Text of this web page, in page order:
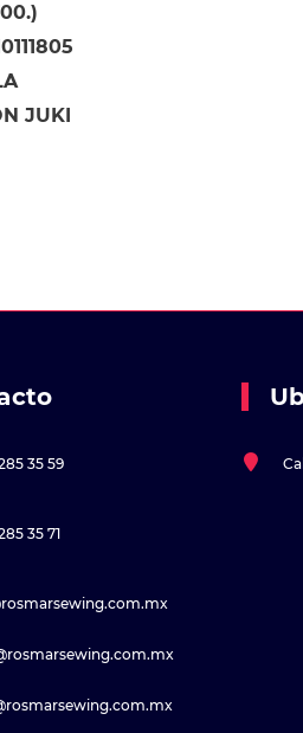
JUKI
35 59
35 71